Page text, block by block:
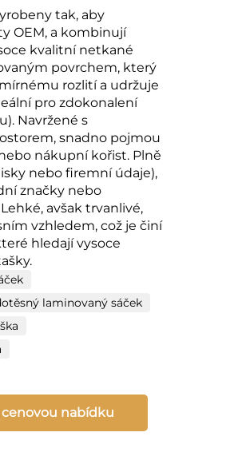
tak, aby
OEM, a kombinují
kvalitní netkané
povrchem, který
rozlití a udržuje
pro zdokonalení
Navržené s
snadno pojmou
nákupní kořist. Plně
nebo firemní údaje),
značky nebo
avšak trvanlivé,
vzhledem, což je činí
hledají vysoce
laminovaný sáček
nabídku